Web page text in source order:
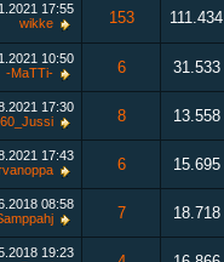
17:55
wikke
153 111.434
10:50
-MaTTi-
6 31.533
17:30
8 13.558
17:43
6 15.695
08:58
7 18.718
19:23